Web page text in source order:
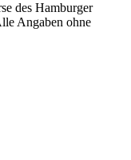
des Hamburger
Angaben ohne